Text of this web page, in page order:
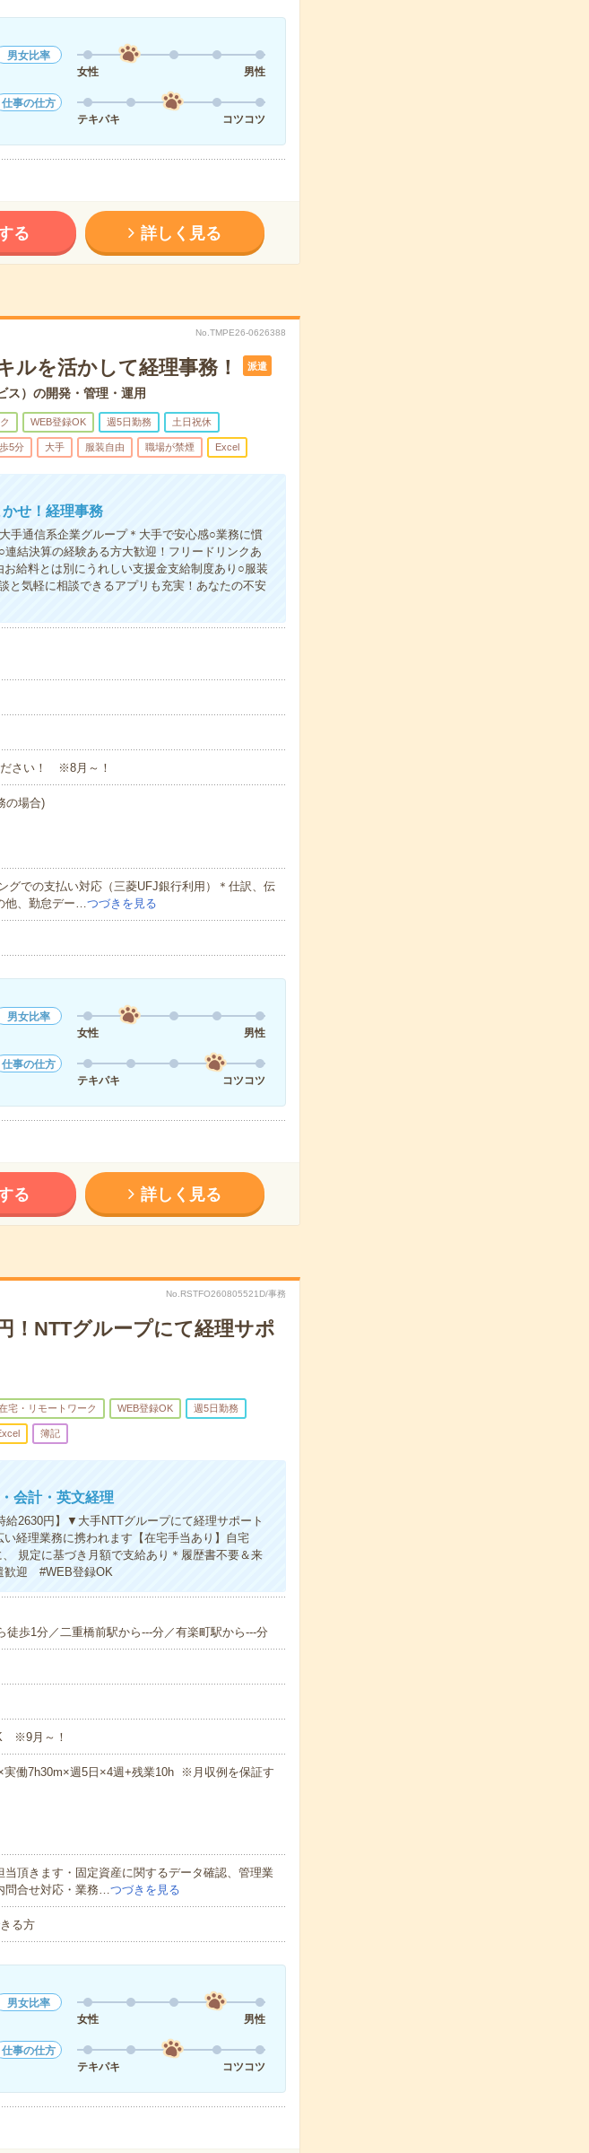
男女比率
女性
男性
仕事の仕方
テキパキ
コツコツ
る 詳しく見る
No.TMPE26-0626388
ルを活かして経理事務！ 派遣
ス）の開発・管理・運用
WEB登録OK 週5日勤務 土日祝休
5分 大手 服装自由 職場が禁煙 Excel
せ！経理事務
手通信系企業グループ＊大手で安心感○業務に慣
結決算の経験ある方大歓迎！フリードリンクあ
給料とは別にうれしい支援金支給制度あり○服装
と気軽に相談できるアプリも充実！あなたの不安
ださい！ ※8月～！
の場合)
グでの支払い対応（三菱UFJ銀行利用）＊仕訳、伝
他、勤怠デー…つづきを見る
男女比率
女性
男性
仕事の仕方
テキパキ
コツコツ
る 詳しく見る
No.RSTFO260805521D/事務
！NTTグループにて経理サポ
宅・リモートワーク WEB登録OK 週5日勤務
簿記
会計・英文経理
給2630円】▼大手NTTグループにて経理サポート
経理業務に携われます【在宅手当あり】自宅
規定に基づき月額で支給あり＊履歴書不要＆来
歓迎 #WEB登録OK
歩1分／二重橋前駅から---分／有楽町駅から---分
※9月～！
働7h30m×週5日×4週+残業10h ※月収例を保証す
頂きます・固定資産に関するデータ確認、管理業
問合せ対応・業務…つづきを見る
る方
男女比率
女性
男性
仕事の仕方
テキパキ
コツコツ